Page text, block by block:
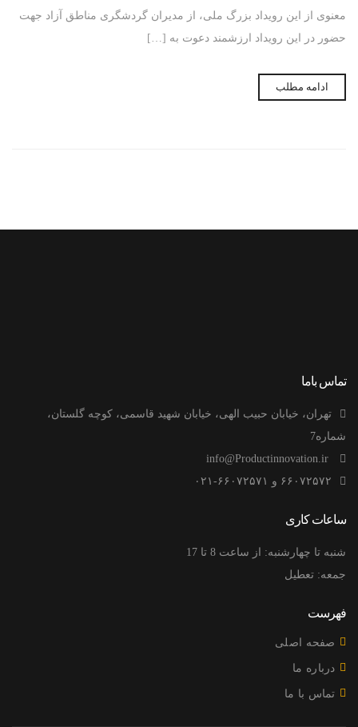
معنوی از این رویداد بزرگ ملی، از مدیران گردشگری مناطق آزاد جهت
حضور در این رویداد ارزشمند دعوت به […]
ادامه مطلب
تماس باما
تهران، خیابان حبیب الهی، خیابان شهید قاسمی، کوچه گلستان،
شماره7
۶۶۰۷۲۵۷۲ و ۶۶۰۷۲۵۷۱-۰۲۱
ساعات کاری
شنبه تا چهارشنبه: از ساعت 8 تا 17
جمعه: تعطیل
فهرست
صفحه اصلی
درباره ما
تماس با ما